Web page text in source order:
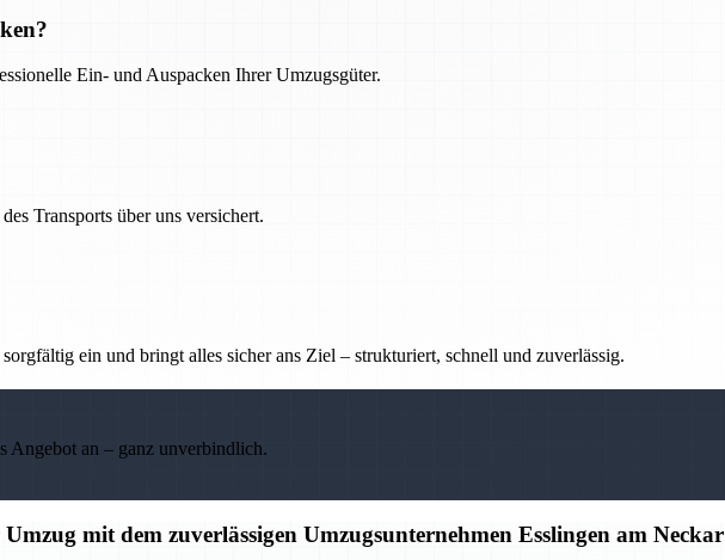
Ein- und Auspacken Ihrer Umzugsgüter.
Transports über uns versichert.
ein und bringt alles sicher ans Ziel – strukturiert, schnell und zuverlässig.
Angebot an – ganz unverbindlich.
mit dem zuverlässigen Umzugsunternehmen Esslingen am Neckar